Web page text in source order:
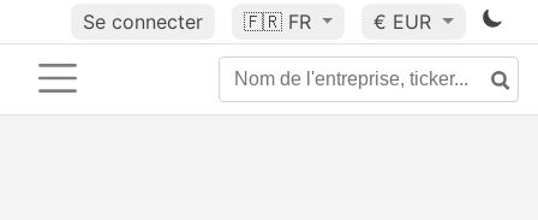
Se connecter 🇫🇷 FR € EUR